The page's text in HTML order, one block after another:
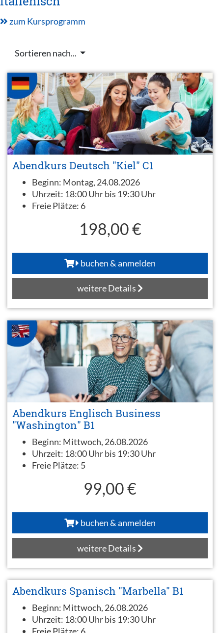
zum Kursprogramm
Sortieren nach...
Abendkurs Deutsch "Kiel" C1
Beginn: Montag, 24.08.2026
Uhrzeit: 18:00 Uhr bis 19:30 Uhr
Freie Plätze: 6
198,00 €
buchen & anmelden
weitere Details
Abendkurs Englisch Business
"Washington" B1
Beginn: Mittwoch, 26.08.2026
Uhrzeit: 18:00 Uhr bis 19:30 Uhr
Freie Plätze: 5
99,00 €
buchen & anmelden
weitere Details
Abendkurs Spanisch "Marbella" B1
Beginn: Mittwoch, 26.08.2026
Uhrzeit: 18:00 Uhr bis 19:30 Uhr